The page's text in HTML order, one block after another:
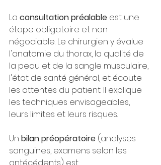
La consultation préalable est une
étape obligatoire et non
négociable. Le chirurgien y évalue
l'anatomie du thorax, la qualité de
la peau et de la sangle musculaire,
l'état de santé général, et écoute
les attentes du patient. Il explique
les techniques envisageables,
leurs limites et leurs risques.
Un bilan préopératoire (analyses
sanguines, examens selon les